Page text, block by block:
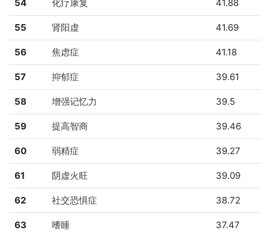
54 化疗康复 41.88
55 肾阳虚 41.69
56 焦虑症 41.18
57 抑郁症 39.61
58 增强记忆力 39.5
59 提高智商 39.46
60 弱精症 39.27
61 阴虚火旺 39.09
62 社交恐惧症 38.72
63 嗜睡 37.47